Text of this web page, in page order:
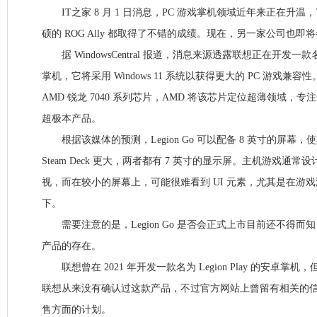
IT之家 8 月 1 日消息，PC 游戏掌机领域近年来正在升温，
硕的 ROG Ally 都取得了不错的成绩。现在，另一家公司也即
据 WindowsCentral 报道，消息来源透露联想正在开发一款
掌机，它将采用 Windows 11 系统以获得更大的 PC 游戏兼容
AMD 锐龙 7040 系列芯片，AMD 将该芯片定位超薄领域，专
超极本产品。
根据该媒体的预测，Legion Go 可以配备 8 英寸的屏幕，使
Steam Deck 更大，两者都有 7 英寸的显示屏。主机游戏通常
视，而在较小的屏幕上，可能很难看到 UI 元素，尤其是在游
下。
需要注意的是，Legion Go 是否会正式上市目前还不得而知
产品的存在。
联想曾在 2021 年开发一款名为 Legion Play 的安卓掌机，
联想从来没有确认过这款产品，不过官方网站上曾留有相关的
售方面的计划。